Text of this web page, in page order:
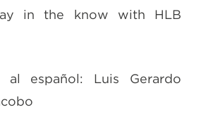
in the know with HLB
al español: Luis Gerardo